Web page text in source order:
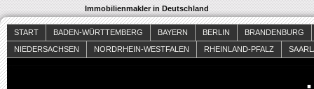
Immobilienmakler in Deutschland
START BADEN-WÜRTTEMBERG BAYERN BERLIN
BRANDENBURG
NIEDERSACHSEN
NORDRHEIN-WESTFALEN RHEINLAND-PFALZ